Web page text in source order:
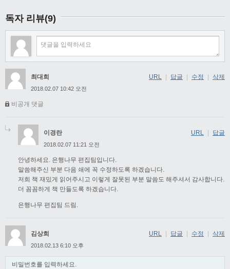
독자 리뷰(9)
최대희
2018.02.07 10:42 오전
비공개 댓글
URL 답글 수정 삭제
이경란
2018.02.07 11:21 오전
안녕하세요. 은행나무 편집팀입니다.
말씀해주신 부분 다음 쇄에 꼭 수정하도록 하겠습니다.
저희 책 재밌게 읽어주시고 이렇게 잘못된 부분 말씀도 해주셔서 감사합니다.
더 꼼꼼하게 책 만들도록 하겠습니다.
은행나무 편집팀 드림.
URL 답글
김상희
2018.02.13 6:10 오후
비밀번호를 입력하세요.
URL | 답글 | 수정 | 삭제